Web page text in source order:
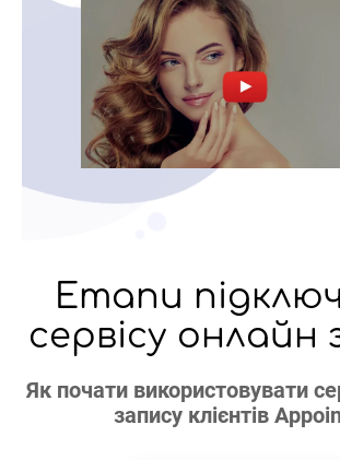
Етапи
сервісу онлайн
Як почати використовувати
запису клієнтів